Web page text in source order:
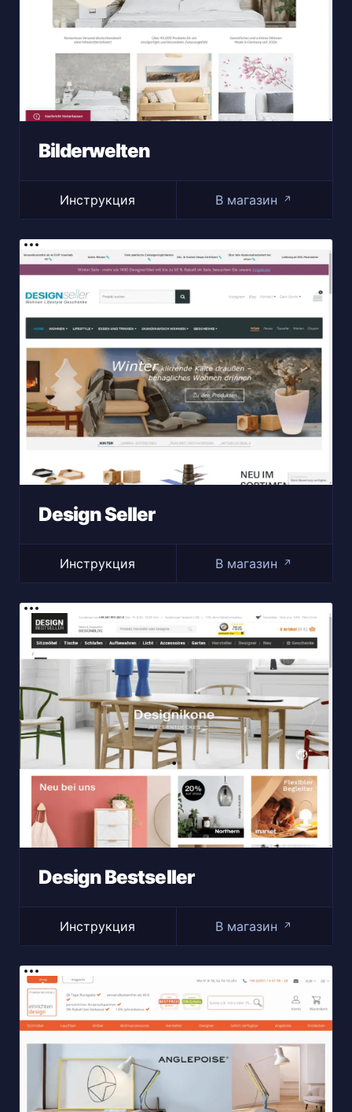
Bilderwelten
Инструкция В магазин ↗
Design Seller
Инструкция В магазин ↗
Design Bestseller
Инструкция В магазин ↗